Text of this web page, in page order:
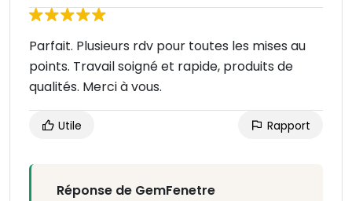
Parfait. Plusieurs rdv pour toutes les mises au
points. Travail soigné et rapide, produits de
qualités. Merci à vous.
Utile Rapport
Réponse de GemFenetre